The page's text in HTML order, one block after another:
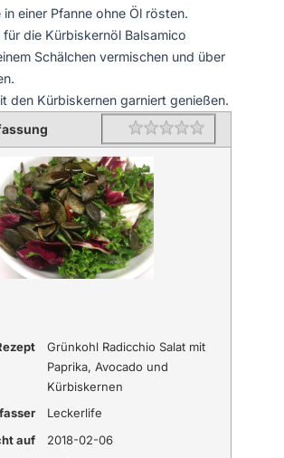
einer Pfanne ohne Öl rösten.
für die Kürbiskernöl Balsamico
Schälchen vermischen und über
den Kürbiskernen garniert genießen.
Rating 1 star
2 stars
3 stars
4 stars
5 stars
Grünkohl Radicchio Salat mit
Paprika, Avocado und
Kürbiskernen
Leckerlife
auf
2018-02-06